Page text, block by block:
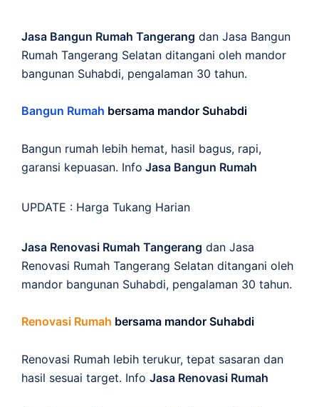
Jasa Bangun Rumah Tangerang dan Jasa Bangun
Rumah Tangerang Selatan ditangani oleh mandor
bangunan Suhabdi, pengalaman 30 tahun.
Bangun Rumah bersama mandor Suhabdi
Bangun rumah lebih hemat, hasil bagus, rapi,
garansi kepuasan. Info Jasa Bangun Rumah
UPDATE : Harga Tukang Harian
Jasa Renovasi Rumah Tangerang dan Jasa
Renovasi Rumah Tangerang Selatan ditangani oleh
mandor bangunan Suhabdi, pengalaman 30 tahun.
Renovasi Rumah bersama mandor Suhabdi
Renovasi Rumah lebih terukur, tepat sasaran dan
hasil sesuai target. Info Jasa Renovasi Rumah